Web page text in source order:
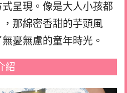
呈現。像是大人小孩都
那綿密香甜的芋頭風
憂無慮的童年時光。
紹